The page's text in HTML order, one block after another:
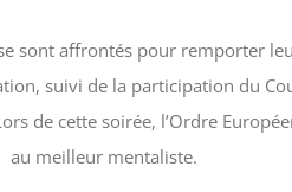
sont affrontés pour remporter
suivi de la participation du
de cette soirée, l’Ordre
au meilleur mentaliste.